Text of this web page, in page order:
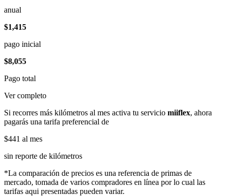
anual
$1,415
pago inicial
$8,055
Pago total
Ver completo
Si recorres más kilómetros al mes activa tu servicio miiflex, ahora
pagarás una tarifa preferencial de
$441 al mes
sin reporte de kilómetros
*La comparación de precios es una referencia de primas de
mercado, tomada de varios compradores en línea por lo cual las
tarifas aqui presentadas pueden variar.